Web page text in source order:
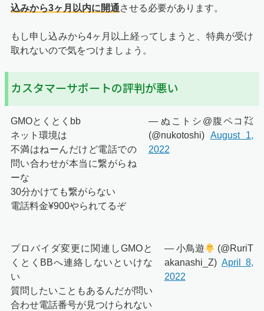
込みから3ヶ月以内に開通させる必要があります。
もし申し込みから4ヶ月以上経ってしまうと、特典が受け
取れないので気をつけましょう。
カスタマーサポートの評判が悪い
GMOとくとくbb
ネット環境は
不満はねーんだけど電話での
問い合わせが本当に繋がらね
ーな
30分かけても繋がらない
電話料金¥900やられてるぞ
— ぬこトシ@腹ペコ㌠
(@nukotoshi) August 1,
2022
プロバイダ変更に関連しGMOと
くとくBBへ連絡しないといけな
い
質問したいこともあるんだが問い
合わせ電話番号が見つけられない
— 小鳥遊
(@RuriT
akanashi_Z) April 8,
2022